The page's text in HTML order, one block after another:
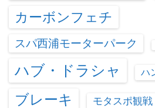
カーボンフェチ
スパ西浦モーターパーク
ハブ・ドラシャ ハ
ブレーキ モタスポ観戦